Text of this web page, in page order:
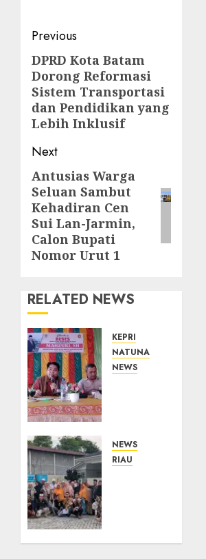
Post
navigation
Previous
Previous
post:
DPRD Kota Batam
Dorong Reformasi
Sistem Transportasi
dan Pendidikan yang
Lebih Inklusif
Next
Next
post:
Antusias Warga
Seluan Sambut
Kehadiran Cen
Sui Lan-Jarmin,
Calon Bupati
Nomor Urut 1
RELATED NEWS
KEPRI
NATUNA
NEWS
Natuna
Buka
NEWS
RIAU